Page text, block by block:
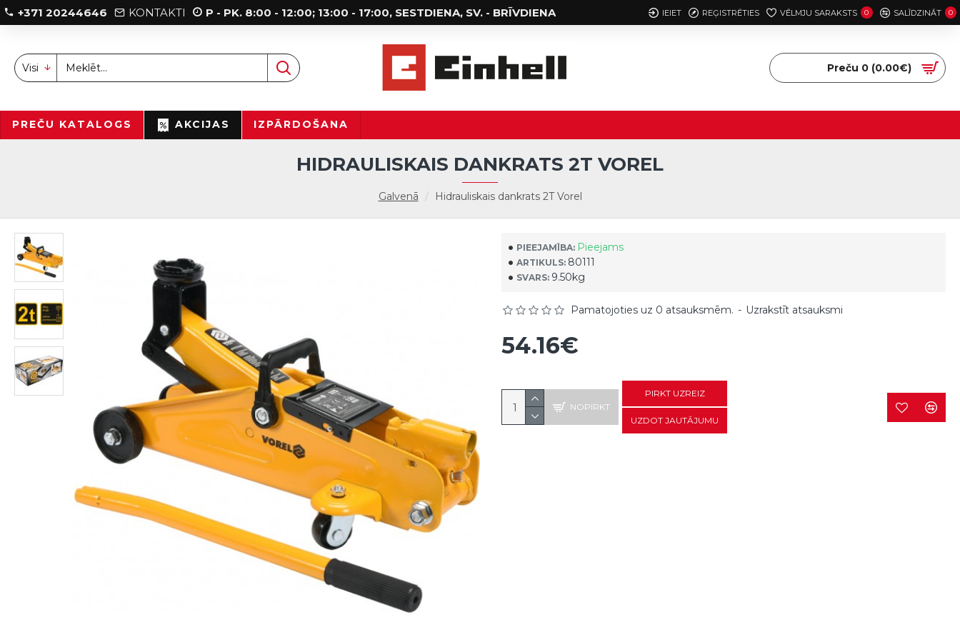
+371 20244646 KONTAKTI P - PK. 8:00 - 12:00; 13:00 - 17:00, SESTDIENA, SV. - BRĪVDIENA IEIET REĢISTRĒTIES VĒLMJU SARAKSTS 0 SALĪDZINĀT 0
Visi Preču 0 (0.00€)
PREČU KATALOGS AKCIJAS IZPĀRDOŠANA
Galvenā Hidrauliskais dankrats 2T Vorel
HIDRAULISKAIS DANKRATS 2T VOREL
PIEEJAMĪBA: Pieejams
ARTIKULS: 80111
SVARS: 9.50kg
Pamatojoties uz 0 atsauksmēm. - Uzrakstīt atsauksmi
54.16€
NOPIRKT
PIRKT UZREIZ
UZDOT JAUTĀJUMU